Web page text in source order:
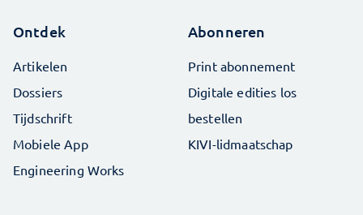
Ontdek
Artikelen
Dossiers
Tijdschrift
Mobiele App
Engineering Works
Abonneren
Print abonnement
Digitale edities los
bestellen
KIVI-lidmaatschap